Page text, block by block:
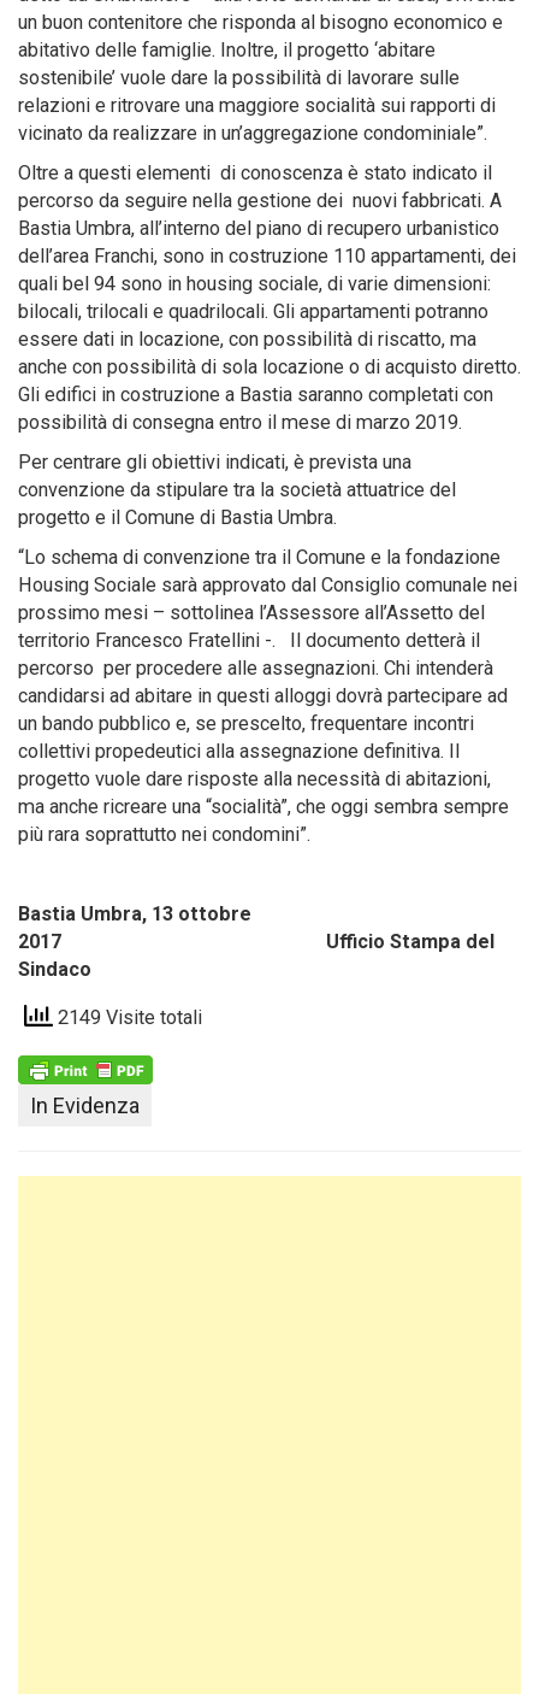
un buon contenitore che risponda al bisogno economico e
abitativo delle famiglie. Inoltre, il progetto ‘abitare
sostenibile’ vuole dare la possibilità di lavorare sulle
relazioni e ritrovare una maggiore socialità sui rapporti di
vicinato da realizzare in un’aggregazione condominiale”.
Oltre a questi elementi di conoscenza è stato indicato il
percorso da seguire nella gestione dei nuovi fabbricati. A
Bastia Umbra, all’interno del piano di recupero urbanistico
dell’area Franchi, sono in costruzione 110 appartamenti, dei
quali bel 94 sono in housing sociale, di varie dimensioni:
bilocali, trilocali e quadrilocali. Gli appartamenti potranno
essere dati in locazione, con possibilità di riscatto, ma
anche con possibilità di sola locazione o di acquisto diretto.
Gli edifici in costruzione a Bastia saranno completati con
possibilità di consegna entro il mese di marzo 2019.
Per centrare gli obiettivi indicati, è prevista una
convenzione da stipulare tra la società attuatrice del
progetto e il Comune di Bastia Umbra.
“Lo schema di convenzione tra il Comune e la fondazione
Housing Sociale sarà approvato dal Consiglio comunale nei
prossimo mesi – sottolinea l’Assessore all’Assetto del
territorio Francesco Fratellini -. Il documento detterà il
percorso per procedere alle assegnazioni. Chi intenderà
candidarsi ad abitare in questi alloggi dovrà partecipare ad
un bando pubblico e, se prescelto, frequentare incontri
collettivi propedeutici alla assegnazione definitiva. Il
progetto vuole dare risposte alla necessità di abitazioni,
ma anche ricreare una “socialità”, che oggi sembra sempre
più rara soprattutto nei condomini”.
Bastia Umbra, 13 ottobre
2017 Ufficio Stampa del
Sindaco
2149 Visite totali
In Evidenza